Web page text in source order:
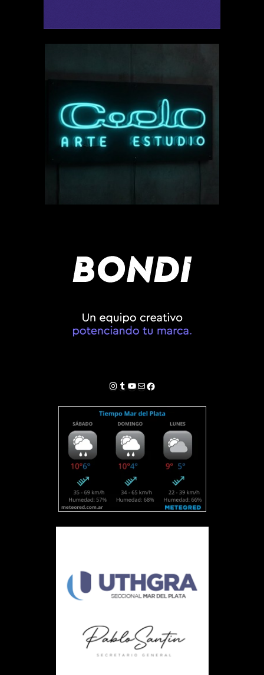
Instagram
Tumblr
YouTube
Correo electrónico
Facebook